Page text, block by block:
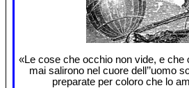
«Le cose che occhio non vide, e che
mai salirono nel cuore dell’’uomo
preparate per coloro che lo